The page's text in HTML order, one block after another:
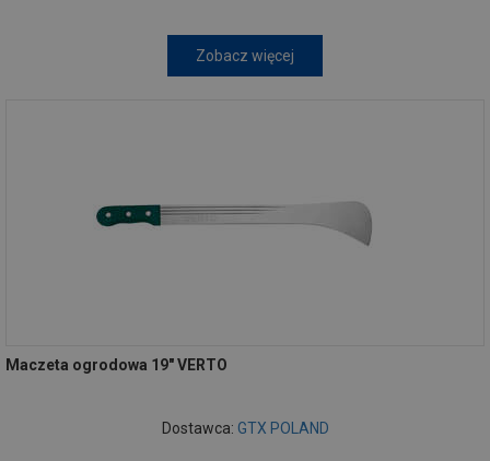
Zobacz więcej
Maczeta ogrodowa 19" VERTO
Dostawca: GTX POLAND